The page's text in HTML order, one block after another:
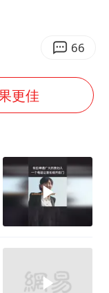
国防部：中国军队坚决反制任何闹海挑衅图谋
了吗
好搭
建筑工人不慎坠落身体被3根钢筋刺穿
66
更佳